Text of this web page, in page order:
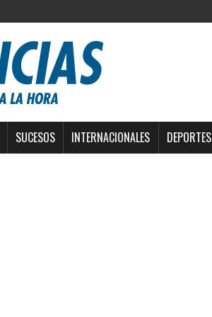
SUCESOS INTERNACIONALES DEPORTES